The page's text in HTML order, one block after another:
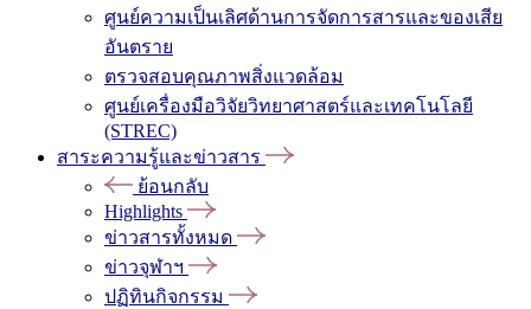
ศูนย์ความเป็นเลิศด้านการจัดการสารและของเสีย
อันตราย
ตรวจสอบคุณภาพสิ่งแวดล้อม
ศูนย์เครื่องมือวิจัยวิทยาศาสตร์และเทคโนโลยี
(STREC)
สาระความรู้และข่าวสาร
ย้อนกลับ
Highlights
ข่าวสารทั้งหมด
ข่าวจุฬาฯ
ปฏิทินกิจกรรม